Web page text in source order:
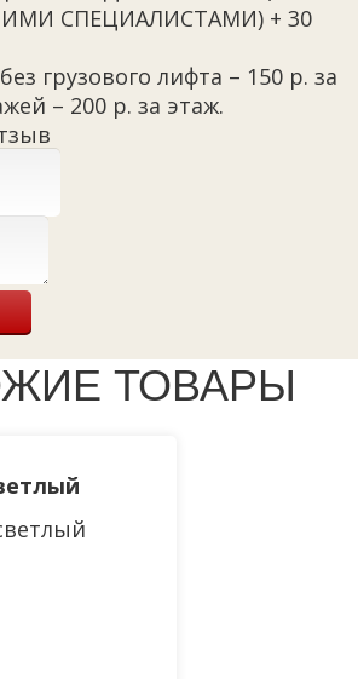
СПЕЦИАЛИСТАМИ) + 30
грузового лифта – 150 р. за
– 200 р. за этаж.
ТОВАРЫ